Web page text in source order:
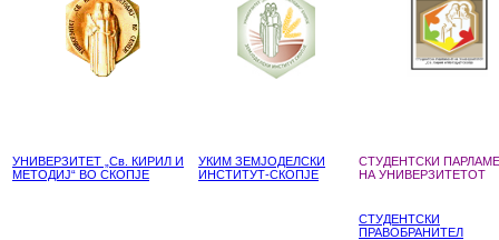
УНИВЕРЗИТЕТ „Св. КИРИЛ И
МЕТОДИЈ“ ВО СКОПЈЕ
УКИМ ЗЕМЈОДЕЛСКИ
ИНСТИТУТ-СКОПЈЕ
СТУДЕНТСКИ
НА УНИВЕРЗИТЕТОТ
СТУДЕНТСКИ
ПРАВОБРАНИТЕЛ